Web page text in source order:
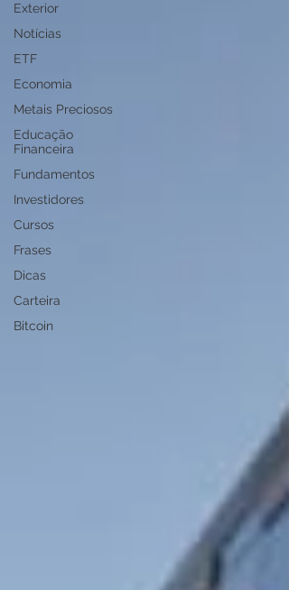
Exterior
Notícias
ETF
Economia
Metais Preciosos
Educação
Financeira
Fundamentos
Investidores
Cursos
Frases
Dicas
Carteira
Bitcoin